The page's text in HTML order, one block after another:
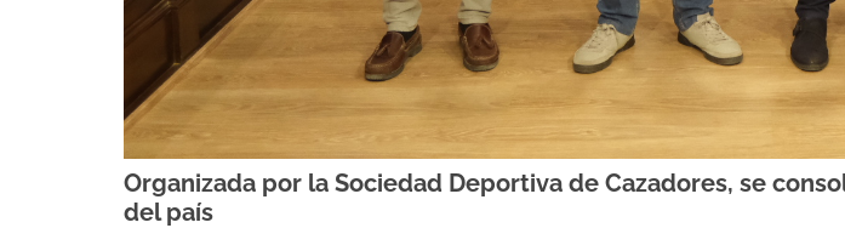
Organizada por la Sociedad Deportiva de Cazadores, se
del país